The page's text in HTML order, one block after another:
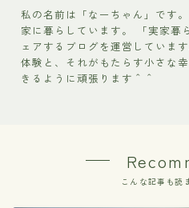
私の名前は「なーちゃん」です
家に暮らしています。 「実家暮
ェアするブログを運営していま
体験と、それがもたらす小さな
きるように頑張ります＾＾
こんな記事も読